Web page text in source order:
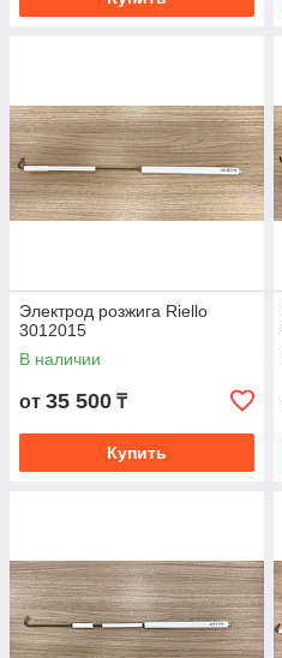
Электрод розжига Riello
3012015
В наличии
от 35 500 ₸
Купить